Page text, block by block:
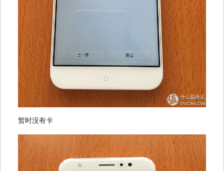
暂时没有卡